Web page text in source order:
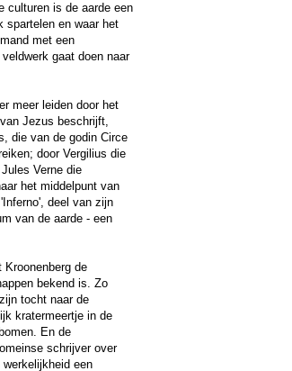
culturen is de aarde een
spartelen en waar het
met een
gaat doen naar
meer leiden door het
Jezus beschrijft,
die van de godin Circe
door Vergilius die
Verne die
het middelpunt van
deel van zijn
van de aarde - een
de
bekend is. Zo
tocht naar de
kratermeertje in de
En de
schrijver over
een